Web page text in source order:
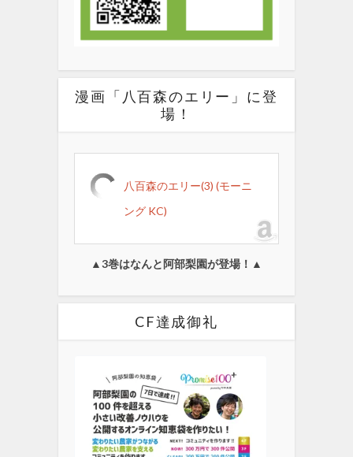
漫画「八百森のエリー」に登
場！
八百森のエリー(3) (モーニ
ング KC)
▲3巻はなんと阿部梨園が登場！▲
CF達成御礼